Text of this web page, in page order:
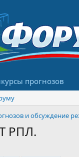
прогнозов
РПЛ.